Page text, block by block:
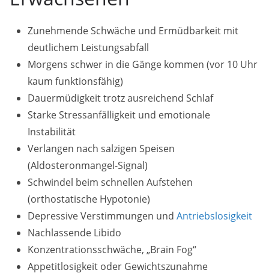
Zunehmende Schwäche und Ermüdbarkeit mit
deutlichem Leistungsabfall
Morgens schwer in die Gänge kommen (vor 10 Uhr
kaum funktionsfähig)
Dauermüdigkeit trotz ausreichend Schlaf
Starke Stressanfälligkeit und emotionale
Instabilität
Verlangen nach salzigen Speisen
(Aldosteronmangel-Signal)
Schwindel beim schnellen Aufstehen
(orthostatische Hypotonie)
Depressive Verstimmungen und Antriebslosigkeit
Nachlassende Libido
Konzentrationsschwäche, „Brain Fog“
Appetitlosigkeit oder Gewichtszunahme